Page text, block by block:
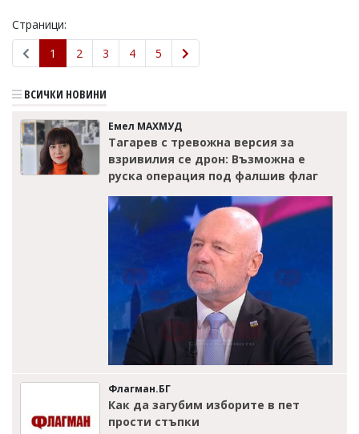
Страници:
1
2 3 4 5
ВСИЧКИ НОВИНИ
Емел МАХМУД
Тагарев с тревожна версия за
взривилия се дрон: Възможна е
руска операция под фалшив флаг
Флагман.БГ
Как да загубим изборите в пет
прости стъпки